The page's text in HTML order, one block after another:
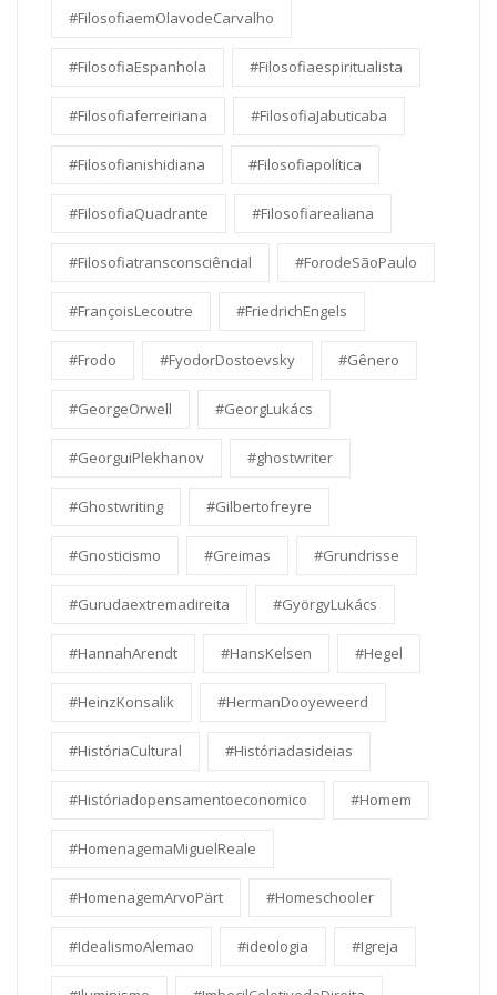
#FilosofiaemOlavodeCarvalho
#FilosofiaEspanhola #Filosofiaespiritualista
#Filosofiaferreiriana #FilosofiaJabuticaba
#Filosofianishidiana #Filosofiapolítica
#FilosofiaQuadrante #Filosofiarealiana
#Filosofiatransconsciêncial #ForodeSãoPaulo
#FrançoisLecoutre #FriedrichEngels
#Frodo #FyodorDostoevsky #Gênero
#GeorgeOrwell #GeorgLukács
#GeorguiPlekhanov #ghostwriter
#Ghostwriting #Gilbertofreyre
#Gnosticismo #Greimas #Grundrisse
#Gurudaextremadireita #GyörgyLukács
#HannahArendt #HansKelsen #Hegel
#HeinzKonsalik #HermanDooyeweerd
#HistóriaCultural #Históriadasideias
#Históriadopensamentoeconomico #Homem
#HomenagemaMiguelReale
#HomenagemArvoPärt #Homeschooler
#IdealismoAlemao #ideologia #Igreja